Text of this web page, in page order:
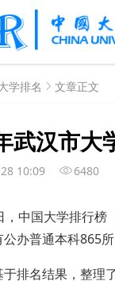
学排名 文章正文
武汉市大
10:09 6480
，中国大学排行榜
办普通本科865所
排名结果，整理